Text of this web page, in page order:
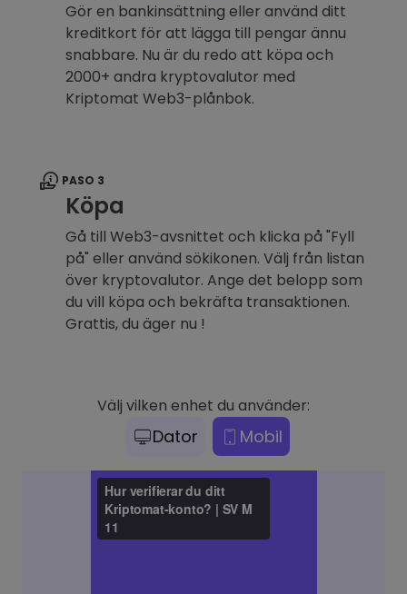
Gör en bankinsättning eller använd ditt
kreditkort för att lägga till pengar ännu
snabbare. Nu är du redo att köpa och
2000+ andra kryptovalutor med
Kriptomat Web3-plånbok.
PASO 3
Köpa
Gå till Web3-avsnittet och klicka på "Fyll
på" eller använd sökikonen. Välj från listan
över kryptovalutor. Ange det belopp som
du vill köpa och bekräfta transaktionen.
Grattis, du äger nu !
Välj vilken enhet du använder:
Dator Mobil